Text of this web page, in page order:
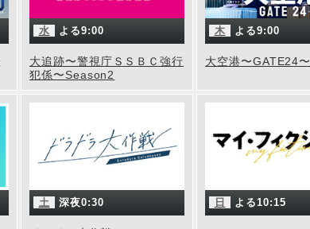
水 よる9:00
大追跡〜警視庁ＳＳＢＣ強行
犯係〜Season2
木 よる9:00
大空港〜GATE24〜
土 深夜0:30 日 よる10:15